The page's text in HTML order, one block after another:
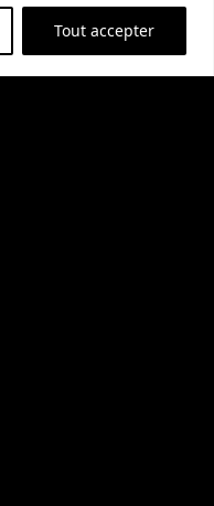
Tout accepter
Servir